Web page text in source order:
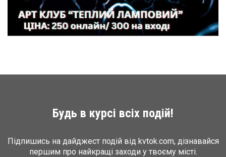
Будь в курсі всіх подій!
Підпишись на дайджест подій від kvtok.com, дізнавайся
першим про найкращі заходи у твоєму місті.